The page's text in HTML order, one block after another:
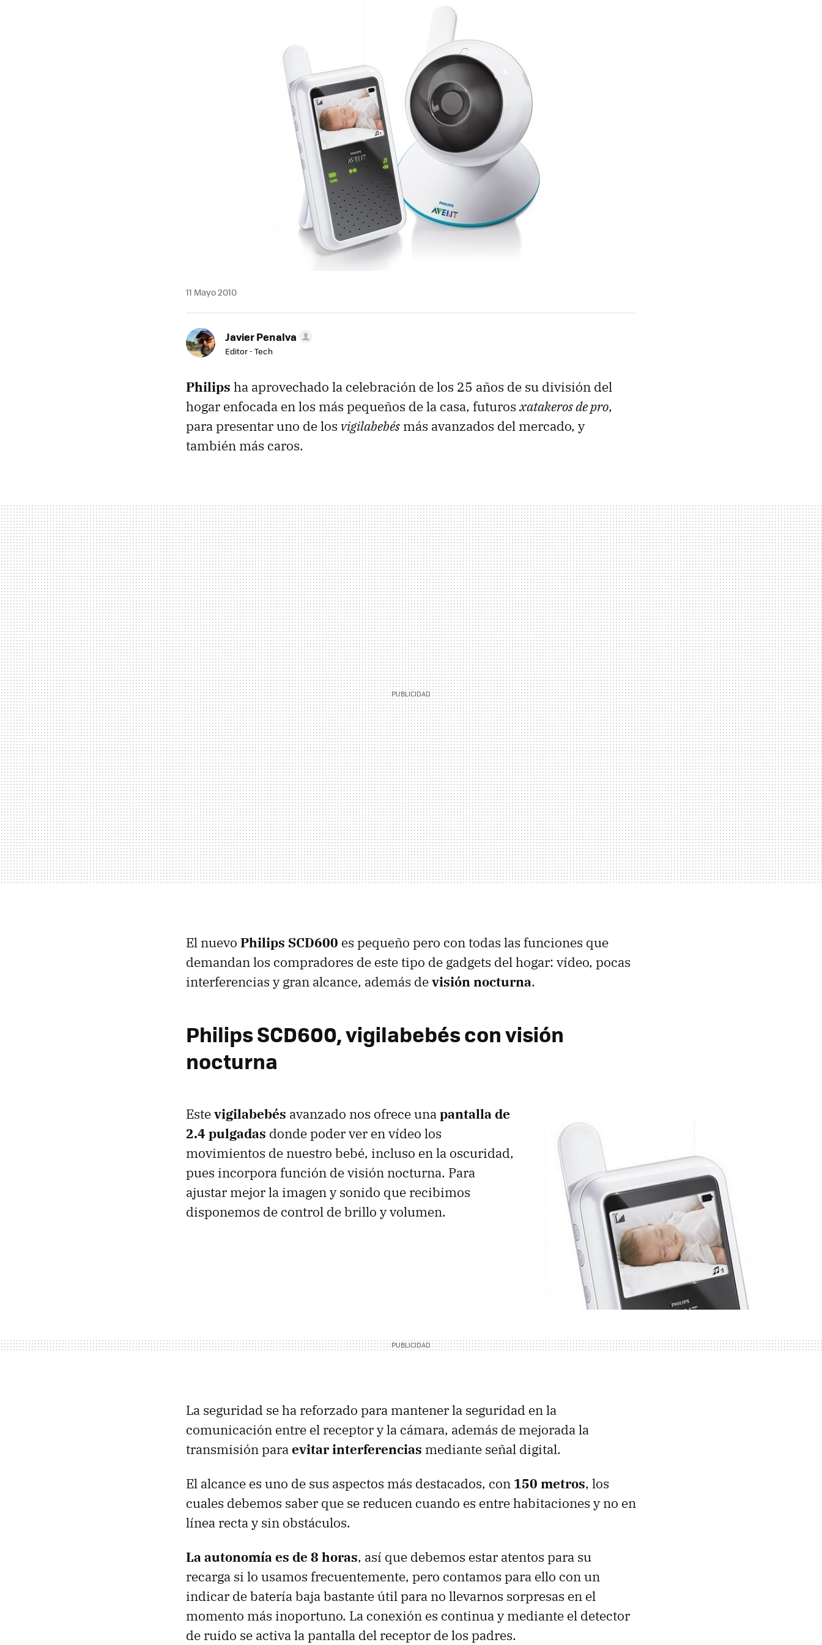
11 Mayo 2010
Javier Penalva
Editor - Tech
Philips ha aprovechado la celebración de los 25 años de su división del
hogar enfocada en los más pequeños de la casa, futuros xatakeros de pro,
para presentar uno de los vigilabebés más avanzados del mercado, y
también más caros.
El nuevo Philips SCD600 es pequeño pero con todas las funciones que
demandan los compradores de este tipo de gadgets del hogar: vídeo, pocas
interferencias y gran alcance, además devisión nocturna.
Philips SCD600, vigilabebés con visión
nocturna
Estevigilabebés avanzado nos ofrece unapantalla de
2.4 pulgadas donde poder ver en vídeo los
movimientos de nuestro bebé, incluso en la oscuridad,
pues incorpora función de visión nocturna. Para
ajustar mejor la imagen y sonido que recibimos
disponemos de control de brillo y volumen.
La seguridad se ha reforzado para mantener la seguridad en la
comunicación entre el receptor y la cámara, además de mejorada la
transmisión paraevitar interferencias mediante señal digital.
El alcance es uno de sus aspectos más destacados, con 150 metros, los
cuales debemos saber que se reducen cuando es entre habitaciones y no en
línea recta y sin obstáculos.
La autonomía es de 8 horas, así que debemos estar atentos para su
recarga si lo usamos frecuentemente, pero contamos para ello con un
indicar de batería baja bastante útil para no llevarnos sorpresas en el
momento más inoportuno. La conexión es continua y mediante el detector
de ruido se activa la pantalla del receptor de los padres.